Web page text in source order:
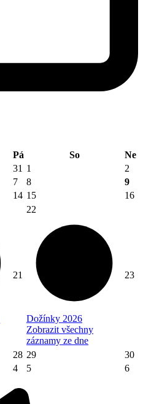
Pá So
Ne
31 1
2
7 8
9
14 15 16
21
22
Dožínky 2026
Zobrazit všechny
záznamy ze dne
23
28 29
30
4 5 6